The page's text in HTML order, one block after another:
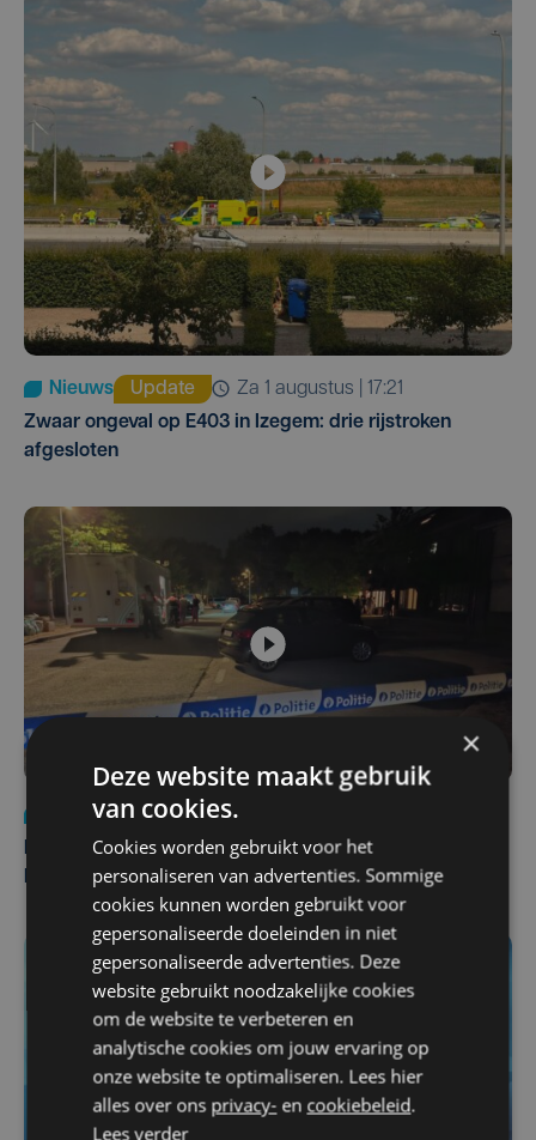
Nieuws Update
za 1 augustus | 17:21
Zwaar ongeval op E403 in Izegem: drie rijstroken
afgesloten
Nieuws
di 4 augustus | 09:32
Man en vrouw dood aangetroffen in woning in Sint-
Pieters Brugge
×
Deze website maakt gebruik
van cookies.
Cookies worden gebruikt voor het
personaliseren van advertenties. Sommige
cookies kunnen worden gebruikt voor
gepersonaliseerde doeleinden in niet
gepersonaliseerde advertenties. Deze
website gebruikt noodzakelijke cookies
om de website te verbeteren en
analytische cookies om jouw ervaring op
onze website te optimaliseren. Lees hier
alles over ons privacy- en cookiebeleid.
Lees verder